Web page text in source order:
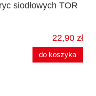
siodłowych TOR
22,90 zł
do koszyka